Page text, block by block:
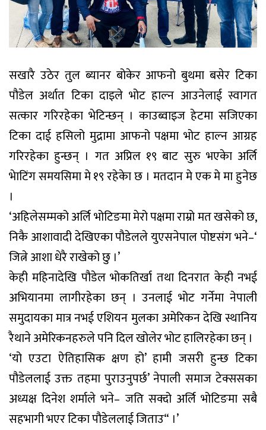
सखारै उठेर तुल ब्यानर बोकेर आफनो बुथमा बसेर टिका
पौडेल अर्थात टिका दाइले भोट हाल्न आउनेलाई स्वागत
सत्कार गरिरहेका भेटिन्छन् । काउब्वाइज हेटमा सजिएका
टिका दाई हसिलो मुद्रामा आफनो पक्षमा भोट हाल्न आग्रह
गरिरहेका हुन्छन् । गत अप्रिल १९ बाट सुरु भएकेा अर्लि
भेाटिंग समयसिमा मे १९ रहेकेा छ । मतदान मे एक मे मा हुनेछ
।
‘अहिलेसम्मको अर्लि भोटिङमा मेरो पक्षमा राम्रो मत खसेको छ,
निकै आशावादी देखिएका पौडेलले युएसनेपाल पोष्टसंग भने–‘
जित्ने आशा धेरै राखेको छु ।’
केही महिनादेखि पौडेल भोकतिर्खा तथा दिनरात केही नभई
अभियानमा लागीरहेका छन् । उनलाई भोट गर्नेमा नेपाली
समुदायका मात्र नभई एशियन मुलका अमेरिकन देखि स्थानिय
रैथाने अमेरिकनहरुले पनि दिल खोलेर भोट हालिरहेका छन् ।
‘यो एउटा ऐतिहासिक क्षण हो’ हामी जसरी हुन्छ टिका
पौडेललाई उक्त तहमा पुराउनुपर्छ’ नेपाली समाज टेक्ससका
अध्यक्ष दिनेश शर्माले भने– जति सक्दो अर्लि भोटिङमा सबै
सहभागी भएर टिका पौडेललाई जिताउ“ ।’